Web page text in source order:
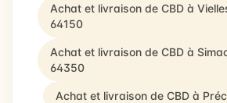
Achat et livraison de CBD à
64150
Achat et livraison de CBD à
64350
Achat et livraison de CBD à